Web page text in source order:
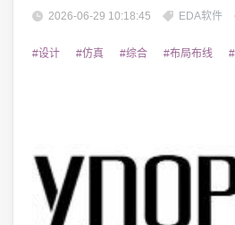
提取、静态时序与功耗签核，到可测
文档参照此前整理的《Synopsys EDA
2026-06-29 10:18:45 EDA软件
#设计 #仿真 #综合 #布局布线